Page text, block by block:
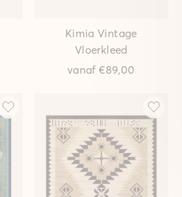
Kimia Vintage
Vloerkleed
vanaf€89,00